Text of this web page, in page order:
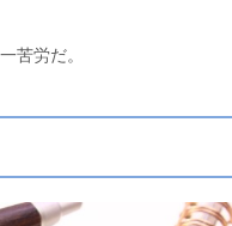
苦労だ。